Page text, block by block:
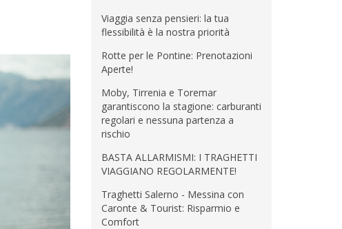
Viaggia senza pensieri: la tua
flessibilità è la nostra priorità
Rotte per le Pontine: Prenotazioni
Aperte!
Moby, Tirrenia e Toremar
garantiscono la stagione: carburanti
regolari e nessuna partenza a
rischio
BASTA ALLARMISMI: I TRAGHETTI
VIAGGIANO REGOLARMENTE!
Traghetti Salerno - Messina con
Caronte & Tourist: Risparmio e
Comfort